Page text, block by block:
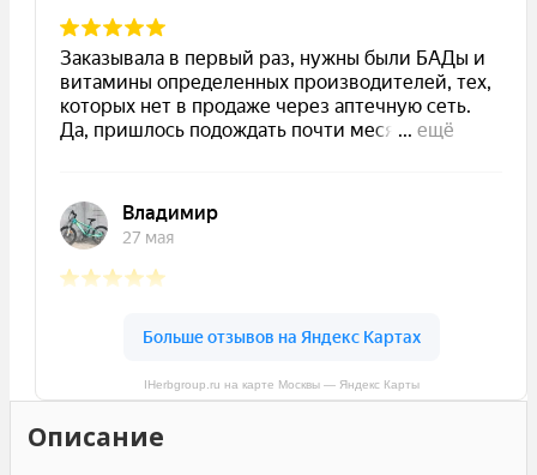
IHerbgroup.ru на карте Москвы — Яндекс Карты
Описание